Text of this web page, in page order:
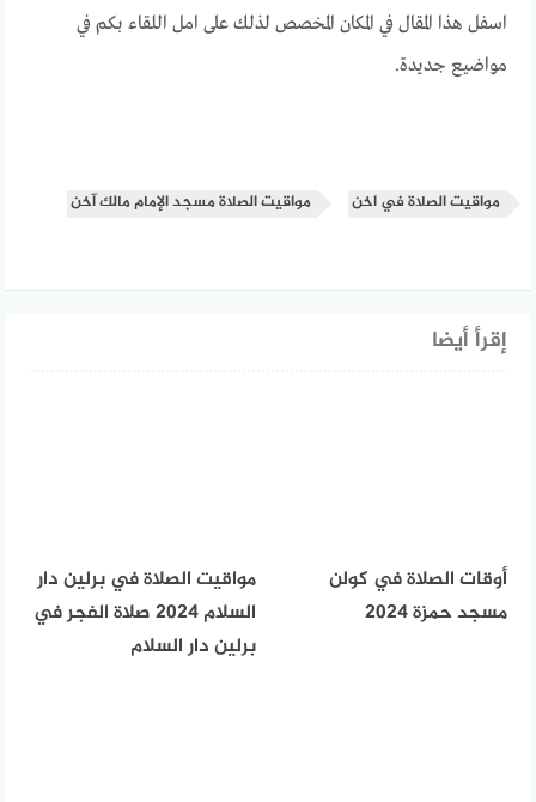
اسفل هذا المقال في المكان المخصص لذلك على امل اللقاء بكم في
مواضيع جديدة.
مواقيت الصلاة في اخن مواقيت الصلاة مسجد الإمام مالك آخن
إقرأ أيضا
أوقات الصلاة في كولن
مسجد حمزة 2024
مواقيت الصلاة في برلين دار
السلام 2024 صلاة الفجر في
برلين دار السلام